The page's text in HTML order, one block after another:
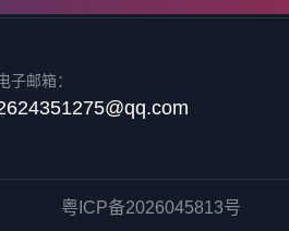
子邮箱：
粤ICP备2026045813号